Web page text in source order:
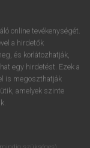
online tevékenységét.
a hirdetők
és korlátozhatják,
egy hirdetést. Ezek a
is megoszthatják
amelyek szinte